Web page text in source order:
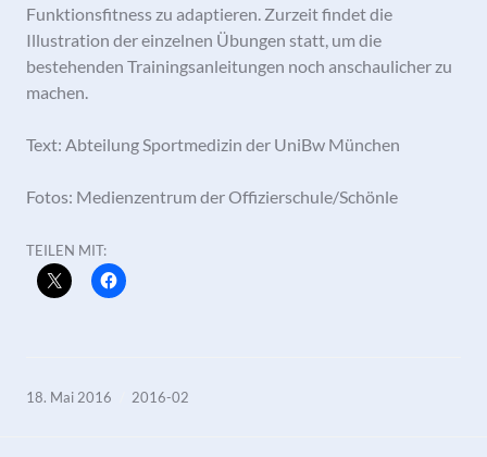
Funktionsfitness zu adaptieren. Zurzeit findet die
Illustration der einzelnen Übungen statt, um die
bestehenden Trainingsanleitungen noch anschaulicher zu
machen.
Text: Abteilung Sportmedizin der UniBw München
Fotos: Medienzentrum der Offizierschule/Schönle
TEILEN MIT:
18. Mai 2016 2016-02